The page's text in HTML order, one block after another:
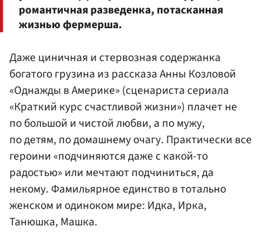
романтичная разведенка, потасканная
жизнью фермерша.
Даже циничная и стервозная содержанка
богатого грузина из рассказа Анны Козловой
«Однажды в Америке» (сценариста сериала
«Краткий курс счастливой жизни») плачет не
по большой и чистой любви, а по мужу,
по детям, по домашнему очагу. Практически все
героини «подчиняются даже с какой-то
радостью» или мечтают подчиниться, да
некому. Фамильярное единство в тотально
женском и одиноком мире: Идка, Ирка,
Танюшка, Машка.